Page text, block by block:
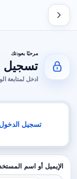
مرحبًا بعودتك
تسجيل
ادخل لمتابعة
تسجيل الدخول
الإيميل أو اسم